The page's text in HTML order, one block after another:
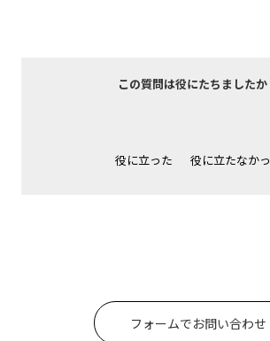
この質問は役にたちましたか
役に立った 役に立たなか
フォームでお問い合わせ